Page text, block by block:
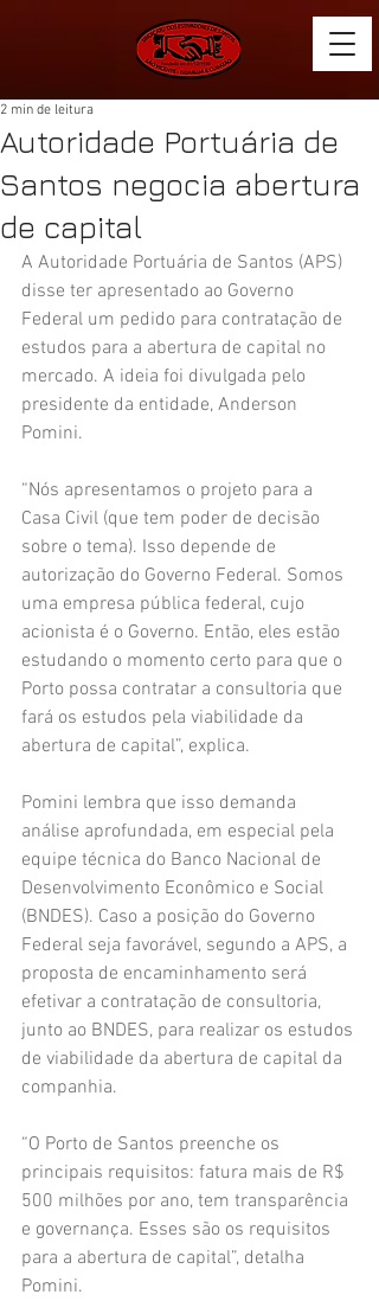
Autoridade Portuária de
Santos negocia abertura
de capital
2 min de leitura
A Autoridade Portuária de Santos (APS)
disse ter apresentado ao Governo
Federal um pedido para contratação de
estudos para a abertura de capital no
mercado. A ideia foi divulgada pelo
presidente da entidade, Anderson
Pomini.
“Nós apresentamos o projeto para a
Casa Civil (que tem poder de decisão
sobre o tema). Isso depende de
autorização do Governo Federal. Somos
uma empresa pública federal, cujo
acionista é o Governo. Então, eles estão
estudando o momento certo para que o
Porto possa contratar a consultoria que
fará os estudos pela viabilidade da
abertura de capital”, explica.
Pomini lembra que isso demanda
análise aprofundada, em especial pela
equipe técnica do Banco Nacional de
Desenvolvimento Econômico e Social
(BNDES). Caso a posição do Governo
Federal seja favorável, segundo a APS, a
proposta de encaminhamento será
efetivar a contratação de consultoria,
junto ao BNDES, para realizar os estudos
de viabilidade da abertura de capital da
companhia.
“O Porto de Santos preenche os
principais requisitos: fatura mais de R$
500 milhões por ano, tem transparência
e governança. Esses são os requisitos
para a abertura de capital”, detalha
Pomini.